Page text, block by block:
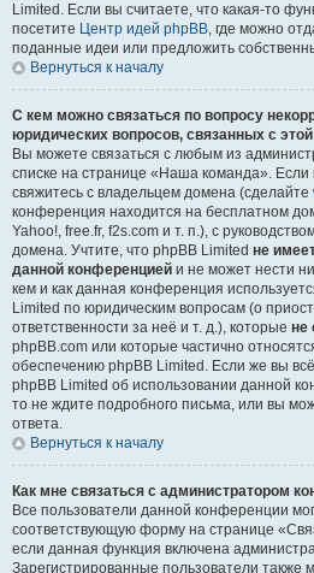
Limited. Если вы считаете, что какая-то
посетите Центр идей phpBB, где можно
поданные идеи или предложить
Вернуться к началу
С кем можно связаться по вопросу
юридических вопросов, связанных с
Вы можете связаться с любым из
списке на странице «Наша команда». Если
свяжитесь с владельцем домена (сделайте
конференция находится на бесплатном
Yahoo!, free.fr, f2s.com и т. п.), с
домена. Учтите, что phpBB Limited не
данной конференцией и не может нести
кем и как данная конференция
Limited по юридическим вопросам (о
ответственности за неё и т. д.), которые не
phpBB.com или которые частично
обеспечению phpBB Limited. Если же вы
phpBB Limited об использовании данной
то не ждите подробного письма, или вы
ответа.
Вернуться к началу
Как мне связаться с администратором
Все пользователи данной конференции
соответствующую форму на странице
если данная функция включена
Зарегистрированные пользователи также